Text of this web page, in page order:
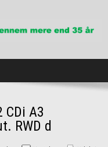
CDi A3
RWD d